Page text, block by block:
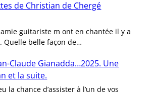
de Christian de Chergé
guitariste m ont en chantée il y a
Quelle belle façon de…
Claude Gianadda…2025. Une
et la suite.
la chance d’assister à l’un de vos